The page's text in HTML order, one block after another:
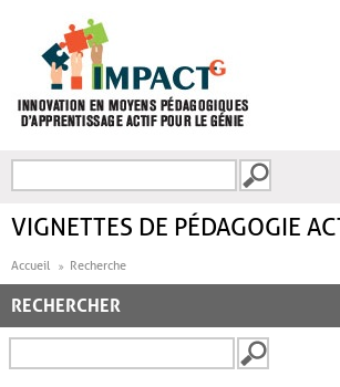
FORMULAIRE DE
VIGNETTES DE PÉDAGOGIE
Accueil Recherche
RECHERCHER